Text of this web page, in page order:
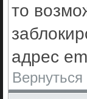
то
адрес